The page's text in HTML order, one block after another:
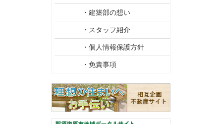
・建築部の想い
・スタッフ紹介
・個人情報保護方針
・免責事項